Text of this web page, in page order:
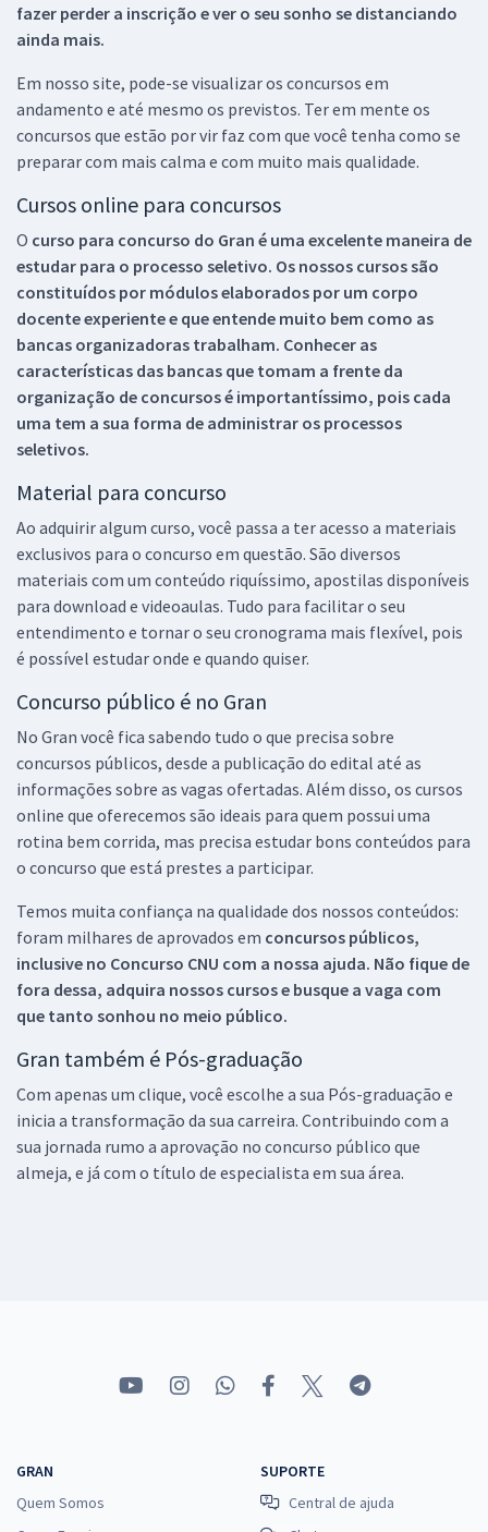
fazer perder a inscrição e ver o seu sonho se distanciando
ainda mais.
Em nosso site, pode-se visualizar os concursos em
andamento e até mesmo os previstos. Ter em mente os
concursos que estão por vir faz com que você tenha como se
preparar com mais calma e com muito mais qualidade.
Cursos online para concursos
O curso para concurso do Gran é uma excelente maneira de
estudar para o processo seletivo. Os nossos cursos são
constituídos por módulos elaborados por um corpo
docente experiente e que entende muito bem como as
bancas organizadoras trabalham. Conhecer as
características das bancas que tomam a frente da
organização de concursos é importantíssimo, pois cada
uma tem a sua forma de administrar os processos
seletivos.
Material para concurso
Ao adquirir algum curso, você passa a ter acesso a materiais
exclusivos para o concurso em questão. São diversos
materiais com um conteúdo riquíssimo, apostilas disponíveis
para download e videoaulas. Tudo para facilitar o seu
entendimento e tornar o seu cronograma mais flexível, pois
é possível estudar onde e quando quiser.
Concurso público é no Gran
No Gran você fica sabendo tudo o que precisa sobre
concursos públicos, desde a publicação do edital até as
informações sobre as vagas ofertadas. Além disso, os cursos
online que oferecemos são ideais para quem possui uma
rotina bem corrida, mas precisa estudar bons conteúdos para
o concurso que está prestes a participar.
Temos muita confiança na qualidade dos nossos conteúdos:
foram milhares de aprovados em concursos públicos,
inclusive no Concurso CNU com a nossa ajuda. Não fique de
fora dessa, adquira nossos cursos e busque a vaga com
que tanto sonhou no meio público.
Gran também é Pós-graduação
Com apenas um clique, você escolhe a sua Pós-graduação e
inicia a transformação da sua carreira. Contribuindo com a
sua jornada rumo a aprovação no concurso público que
almeja, e já com o título de especialista em sua área.
GRAN
Quem Somos
SUPORTE
Central de ajuda